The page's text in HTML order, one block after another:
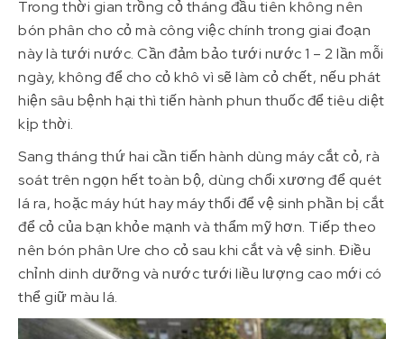
Trong thời gian trồng cỏ tháng đầu tiên không nên
bón phân cho cỏ mà công việc chính trong giai đoạn
này là tưới nước. Cần đảm bảo tưới nước 1 – 2 lần mỗi
ngày, không để cho cỏ khô vì sẽ làm cỏ chết, nếu phát
hiện sâu bệnh hại thì tiến hành phun thuốc để tiêu diệt
kịp thời.
Sang tháng thứ hai cần tiến hành dùng máy cắt cỏ, rà
soát trên ngọn hết toàn bộ, dùng chổi xương để quét
lá ra, hoặc máy hút hay máy thổi để vệ sinh phần bị cắt
để cỏ của bạn khỏe mạnh và thẩm mỹ hơn. Tiếp theo
nên bón phân Ure cho cỏ sau khi cắt và vệ sinh. Điều
chỉnh dinh dưỡng và nước tưới liều lượng cao mới có
thể giữ màu lá.